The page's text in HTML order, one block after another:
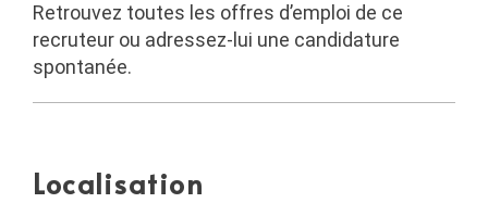
Retrouvez toutes les offres d’emploi de ce
recruteur ou adressez-lui une candidature
spontanée.
Localisation